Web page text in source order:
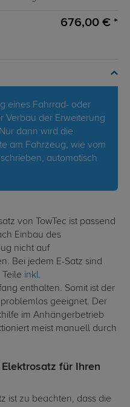
676,00 € *
eines Fahrrad- oder
Verbau der Erweiterung
dann wird die
am Fahrzeug, wie vom
automatisch
von TowTec ist passend
Einbau des
nicht auf
Bei jedem E-Satz sind
inkl.
enthalten. Somit ist der
geeignet. Der
im Anhängerbetrieb
meist manuell durch
für Ihren
ist zu beachten, dass die